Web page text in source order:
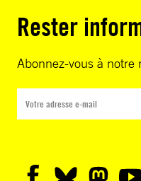
Rester
Abonnez-vous à notre